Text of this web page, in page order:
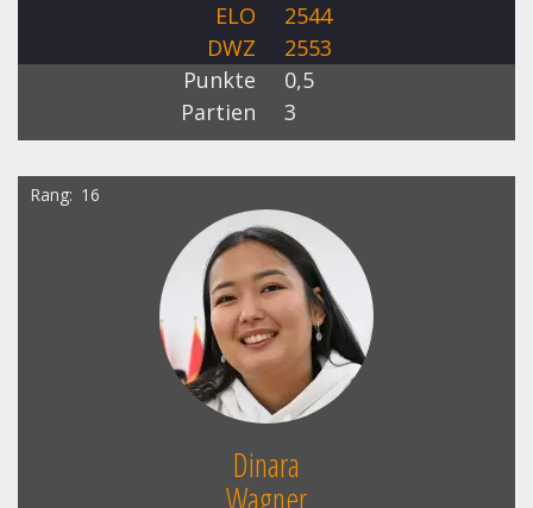
ELO
2544
DWZ
2553
Punkte
0,5
Partien
3
Rang 16
Dinara